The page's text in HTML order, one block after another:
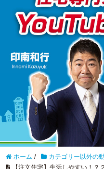
ホーム / カテゴリー以外の
【注文住宅】生活しやすい！